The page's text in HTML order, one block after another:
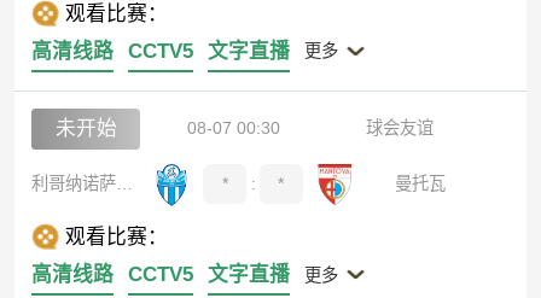
观看比赛：
高清线路
CCTV5 文字直播 更多
未开始 08-07 00:30 球会友谊
* : * 曼托瓦
观看比赛：
高清线路
CCTV5 文字直播 更多